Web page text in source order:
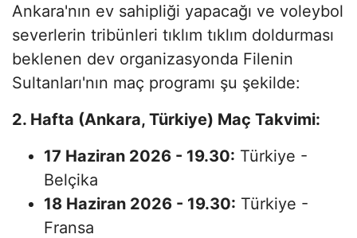
Ankara'nın ev sahipliği yapacağı ve voleybol
severlerin tribünleri tıklım tıklım doldurması
beklenen dev organizasyonda Filenin
Sultanları'nın maç programı şu şekilde:
2. Hafta (Ankara, Türkiye) Maç Takvimi:
17 Haziran 2026 - 19.30: Türkiye -
Belçika
18 Haziran 2026 - 19.30: Türkiye -
Fransa